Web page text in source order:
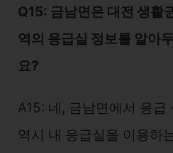
Q15: 금남면은 대전 생활
역의 응급실 정보를 알아
요?
A15: 네, 금남면에서 응급
역시 내 응급실을 이용하